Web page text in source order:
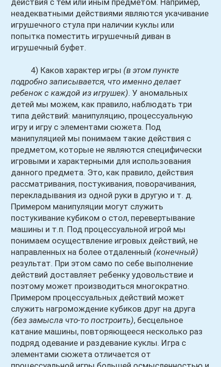
действия с тем или иным предметом. Например,
неадекватными действиями являются укачивание
игрушечного стула при наличии куклы или
попытка поместить игрушечный диван в
игрушечный буфет.
4) Каков характер игры (в этом пункте
подробно записывается, что именно делает
ребенок с каждой из игрушек). У аномальных
детей мы можем, как правило, наблюдать три
типа действий: манипуляцию, процессуальную
игру и игру с элементами сюжета. Под
манипуляцией мы понимаем такие действия с
предметом, которые не являются специфически
игровыми и характерными для использования
данного предмета. Это, как правило, действия
рассматривания, постукивания, поворачивания,
перекладывания из одной руки в другую и т. д.
Примером манипуляции могут служить
постукивание кубиком о стол, перевертывание
машины и т.п. Под процессуальной игрой мы
понимаем осуществление игровых действий, не
направленных на более отдаленный (конечный)
результат. При этом само по себе выполнение
действий доставляет ребенку удовольствие и
поэтому может производиться многократно.
Примером процессуальных действий может
служить нагромождение кубиков друг на друга
(без замысла что-то построить), бесцельное
катание машины, повторяющееся несколько раз
подряд одевание и раздевание куклы. Игра с
элементами сюжета отличается от